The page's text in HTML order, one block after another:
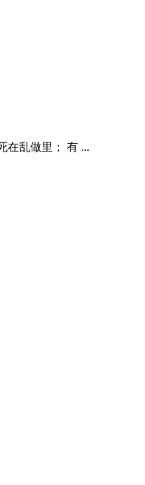
在乱做里； 有 ...